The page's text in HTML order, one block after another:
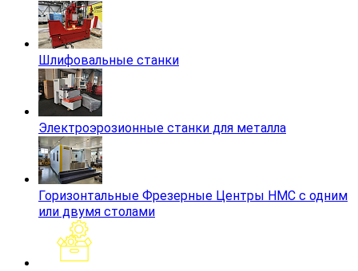
Шлифовальные станки
Электроэрозионные станки для металла
Горизонтальные Фрезерные Центры HMC с одним
или двумя столами